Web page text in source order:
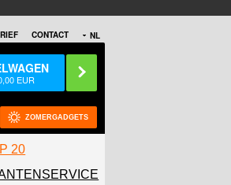
NL
CONTACT
EUR
ZOMERGADGETS
20